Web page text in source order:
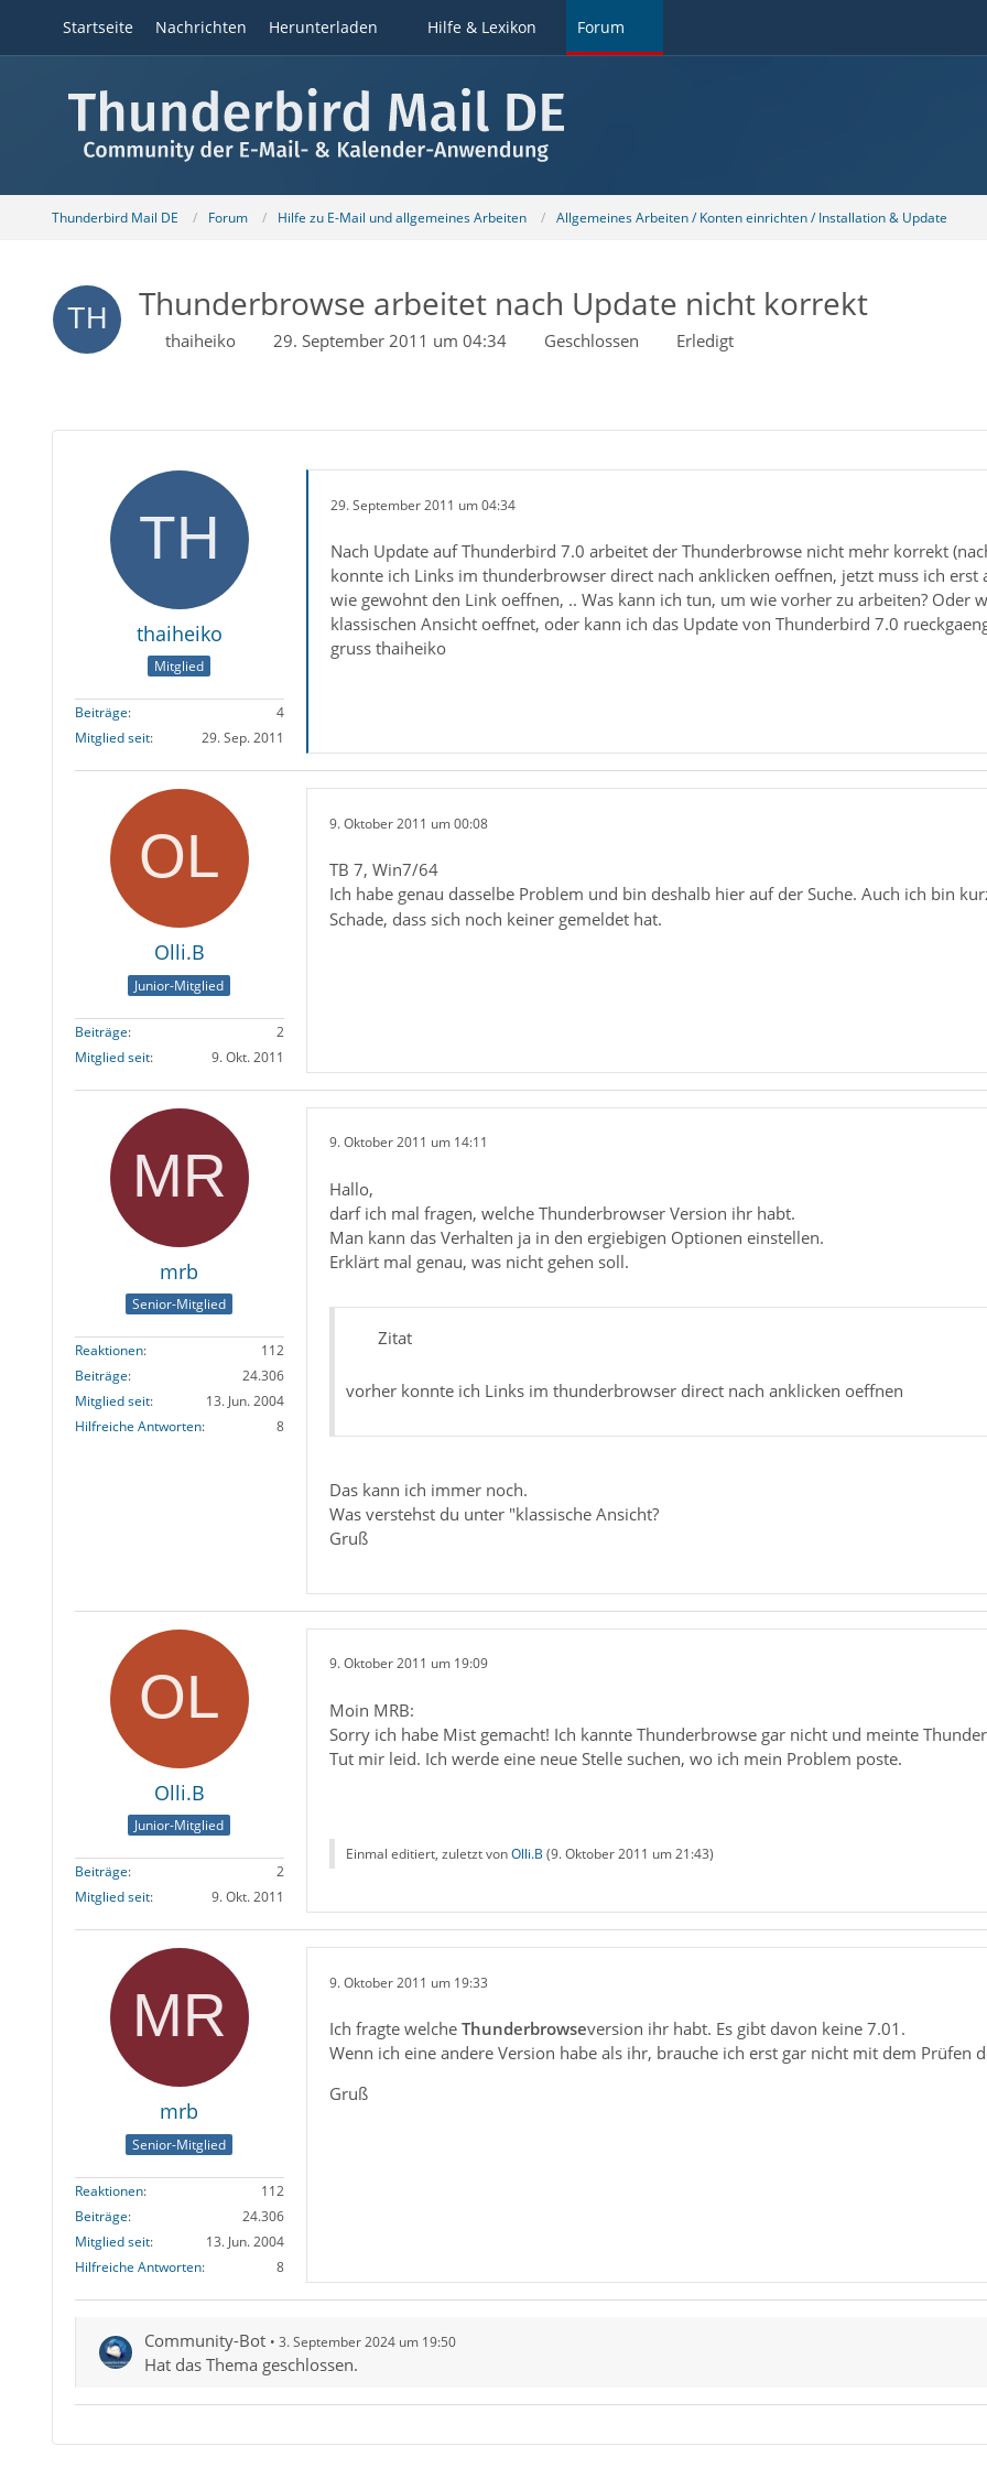
Startseite Nachrichten Herunterladen Hilfe & Lexikon Forum
Thunderbird Mail DE Forum Hilfe zu E-Mail und allgemeines Arbeiten Allgemeines Arbeiten / Konten einrichten / Installation & Update
Thunderbrowse arbeitet nach Update nicht korrekt
thaiheiko 29. September 2011 um 04:34 Geschlossen Erledigt
thaiheiko
Mitglied
Beiträge
4
Mitglied seit
29. Sep. 2011
29. September 2011 um 04:34
Nach Update auf Thunderbird 7.0 arbeitet der Thunderbrowse nicht mehr korrekt
konnte ich Links im thunderbrowser direct nach anklicken oeffnen, jetzt muss ich
wie gewohnt den Link oeffnen, .. Was kann ich tun, um wie vorher zu arbeiten? Oder
klassischen Ansicht oeffnet, oder kann ich das Update von Thunderbird 7.0
gruss thaiheiko
Olli.B
Junior-Mitglied
Beiträge
2
Mitglied seit
9. Okt. 2011
9. Oktober 2011 um 00:08
TB 7, Win7/64
Ich habe genau dasselbe Problem und bin deshalb hier auf der Suche. Auch ich bin
Schade, dass sich noch keiner gemeldet hat.
mrb
Senior-Mitglied
Reaktionen
112
Beiträge
24.306
Mitglied seit
13. Jun. 2004
Hilfreiche Antworten
8
9. Oktober 2011 um 14:11
Hallo,
darf ich mal fragen, welche Thunderbrowser Version ihr habt.
Man kann das Verhalten ja in den ergiebigen Optionen einstellen.
Erklärt mal genau, was nicht gehen soll.
Zitat
vorher konnte ich Links im thunderbrowser direct nach anklicken oeffnen
Das kann ich immer noch.
Was verstehst du unter "klassische Ansicht?
Gruß
Olli.B
Junior-Mitglied
Beiträge
2
Mitglied seit
9. Okt. 2011
9. Oktober 2011 um 19:09
Moin MRB:
Sorry ich habe Mist gemacht! Ich kannte Thunderbrowse gar nicht und meinte
Tut mir leid. Ich werde eine neue Stelle suchen, wo ich mein Problem poste.
Einmal editiert, zuletzt vonOlli.B (9. Oktober 2011 um 21:43)
mrb
Senior-Mitglied
Reaktionen
112
Beiträge
24.306
Mitglied seit
13. Jun. 2004
Hilfreiche Antworten
8
9. Oktober 2011 um 19:33
Ich fragte welche Thunderbrowseversion ihr habt. Es gibt davon keine 7.01.
Wenn ich eine andere Version habe als ihr, brauche ich erst gar nicht mit dem Prüfen
Gruß
Community-Bot 3. September 2024 um 19:50
Hat das Thema geschlossen.